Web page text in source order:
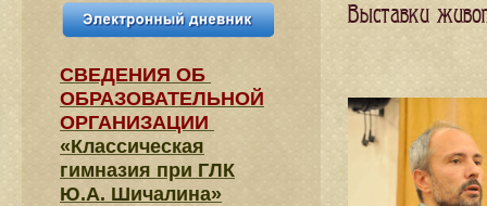
Выставки
СВЕДЕНИЯ​ ОБ
ОБРАЗОВАТЕЛЬНОЙ
ОРГАНИЗАЦИИ
«Классическая
гимназия при ГЛК
Ю.А. Шичалина»